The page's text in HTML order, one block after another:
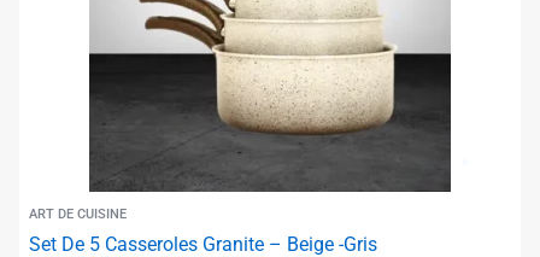
ART DE CUISINE
Set De 5 Casseroles Granite – Beige -Gris
✱
✱